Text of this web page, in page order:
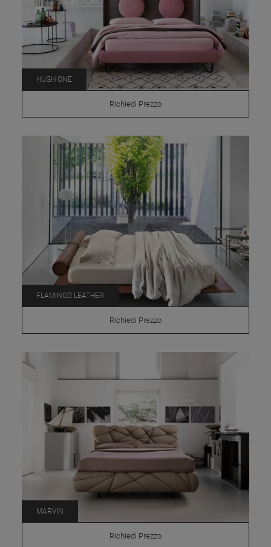
HUGH ONE
Richiedi Prezzo
FLAMINGO LEATHER
Richiedi Prezzo
MARVIN
Richiedi Prezzo